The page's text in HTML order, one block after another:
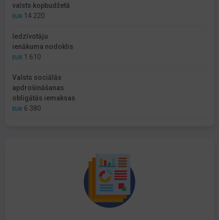
valsts kopbudžetā
EUR 14 220
Iedzīvotāju
ienākuma nodoklis
EUR 1 610
Valsts sociālās
apdrošināšanas
obligātās iemaksas
EUR 6 380